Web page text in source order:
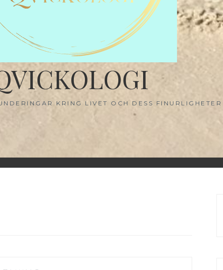
KRING LIVET OCH DESS FINURLIGHETER